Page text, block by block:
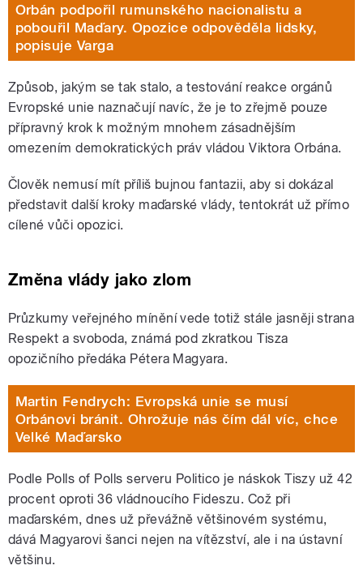
Orbán podpořil rumunského nacionalistu a
pobouřil Maďary. Opozice odpověděla lidsky,
popisuje Varga
Způsob, jakým se tak stalo, a testování reakce orgánů
Evropské unie naznačují navíc, že je to zřejmě pouze
přípravný krok k možným mnohem zásadnějším
omezením demokratických práv vládou Viktora Orbána.
Člověk nemusí mít příliš bujnou fantazii, aby si dokázal
představit další kroky maďarské vlády, tentokrát už přímo
cílené vůči opozici.
Změna vlády jako zlom
Průzkumy veřejného mínění vede totiž stále jasněji strana
Respekt a svoboda, známá pod zkratkou Tisza
opozičního předáka Pétera Magyara.
Martin Fendrych: Evropská unie se musí
Orbánovi bránit. Ohrožuje nás čím dál víc, chce
Velké Maďarsko
Podle Polls of Polls serveru Politico je náskok Tiszy už 42
procent oproti 36 vládnoucího Fideszu. Což při
maďarském, dnes už převážně většinovém systému,
dává Magyarovi šanci nejen na vítězství, ale i na ústavní
většinu.